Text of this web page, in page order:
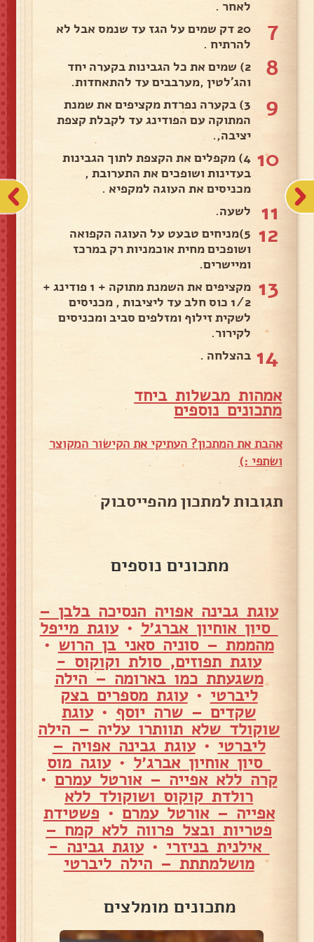
לאחר .
7
20 דק שמים על הגז עד שנמס אבל לא
להרתיח .
8
2) שמים את כל הגבינות בקערה יחד
והג'לטין ,מערבבים עד להתאחדות.
9
3) בקערה נפרדת מקציפים את שמנת
המתוקה עם הפודינג עד לקבלת קצפת
יציבה,.
10
4) מקפלים את הקצפת לתוך הגבינות
בעדינות ושופכים את התערובת ,
מכניסים את העוגה למקפיא .
11 לשעה.
12
5)מניחים טבעט על העוגה הקפואה
ושופכים מחית אוכמניות רק במרכז
ומיישרים.
13
מקציפים את השמנת מתוקה + 1 פודינג +
1/2 כוס חלב עד ליציבות , מכניסים
לשקית זילוף ומזלפים סביב ומכניסים
לקירור.
14 בהצלחה .
אמהות מבשלות ביחד
מתכונים נוספים
אהבת את המתכון? העתיקי את הקישור המקוצר
ושתפי :)
תגובות למתכון מהפייסבוק
מתכונים נוספים
עוגת גבינה אפויה הנסיכה בלבן –
סיון אוחיון אברג׳ל •עוגת מייפל
מהממת – סוניה סאני בן הרוש •
עוגת תפוזים, סולת וקוקוס -
משגעתת כמו בארומה – הילה
ליברטי •עוגת מספרים בצק
שקדים – שרה יוסף •עוגת
שוקולד שלא תוותרו עליה – הילה
ליברטי •עוגת גבינה אפויה –
סיון אוחיון אברג׳ל •עוגה מוס
קרה ללא אפייה – אורטל עמרם •
רולדת קוקוס ושוקולד ללא
אפייה – אורטל עמרם • פשטידת
פטריות ובצל פרווה ללא קמח –
אילנית בניזרי •עוגת גבינה -
מושלמתתת – הילה ליברטי
מתכונים מומלצים